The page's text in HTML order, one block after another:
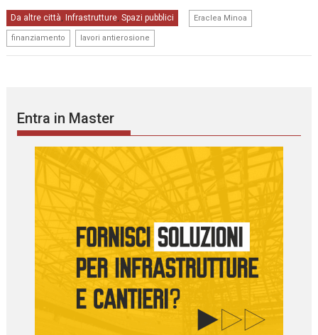
Da altre città, Infrastrutture,Spazi pubblici Eraclea Minoa
finanziamento lavori antierosione
Entra in Master